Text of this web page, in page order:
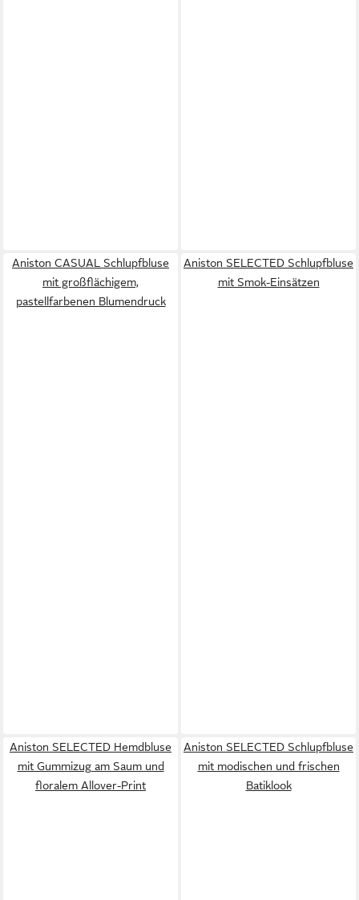
Aniston CASUAL Schlupfbluse
mit großflächigem,
pastellfarbenen Blumendruck
Aniston SELECTED Schlupfbluse
mit Smok-Einsätzen
Aniston SELECTED Hemdbluse
mit Gummizug am Saum und
floralem Allover-Print
Aniston SELECTED Schlupfbluse
mit modischen und frischen
Batiklook